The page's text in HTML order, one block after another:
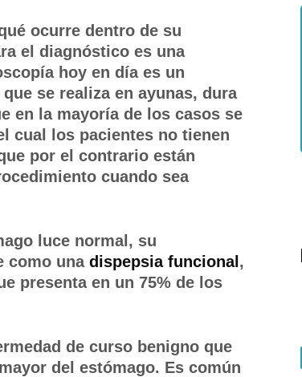
ocurre dentro de su
el diagnóstico es una
hoy en día es un
se realiza en ayunas, dura
en la mayoría de los casos se
cual los pacientes no tienen
por el contrario están
cuando sea
luce normal, su
como una dispepsia funcional ,
presenta en un 75% de los
de curso benigno que
del estómago. Es común